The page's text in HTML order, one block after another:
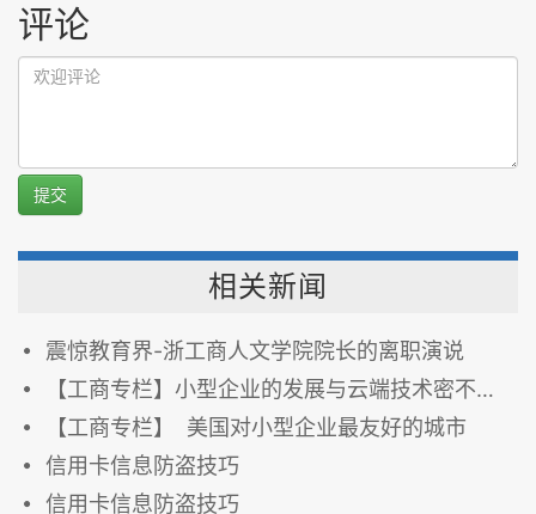
评论
提交
相关新闻
震惊教育界-浙工商人文学院院长的离职演说
【工商专栏】小型企业的发展与云端技术密不可分
【工商专栏】 美国对小型企业最友好的城市
信用卡信息防盗技巧
信用卡信息防盗技巧